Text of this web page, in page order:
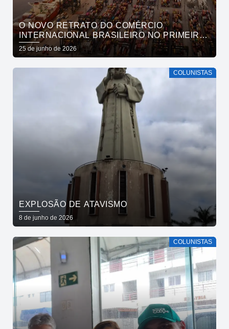
O NOVO RETRATO DO COMÉRCIO
INTERNACIONAL BRASILEIRO NO PRIMEIRO
TRIMESTRE DE 2026
25 de junho de 2026
COLUNISTAS
EXPLOSÃO DE ATAVISMO
8 de junho de 2026
COLUNISTAS